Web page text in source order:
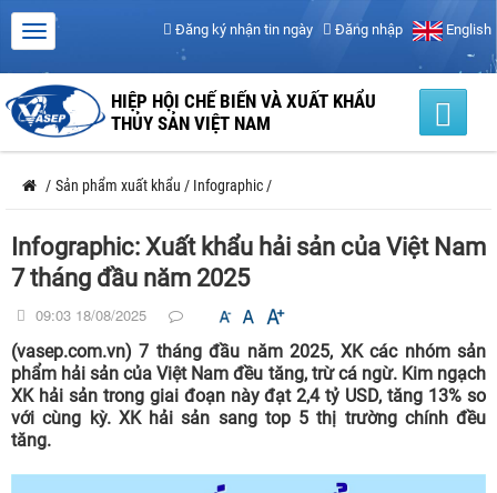
Đăng ký nhận tin ngày Đăng nhập English
HIỆP HỘI CHẾ BIẾN VÀ XUẤT KHẨU
THỦY SẢN VIỆT NAM
/ Sản phẩm xuất khẩu / Infographic /
Infographic: Xuất khẩu hải sản của Việt Nam
7 tháng đầu năm 2025
09:03 18/08/2025
(vasep.com.vn) 7 tháng đầu năm 2025, XK các nhóm sản
phẩm hải sản của Việt Nam đều tăng, trừ cá ngừ. Kim ngạch
XK hải sản trong giai đoạn này đạt 2,4 tỷ USD, tăng 13% so
với cùng kỳ. XK hải sản sang top 5 thị trường chính đều
tăng.